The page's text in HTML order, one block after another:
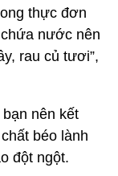
thực đơn
nước nên
rau củ tươi”,
nên kết
béo lành
đột ngột.